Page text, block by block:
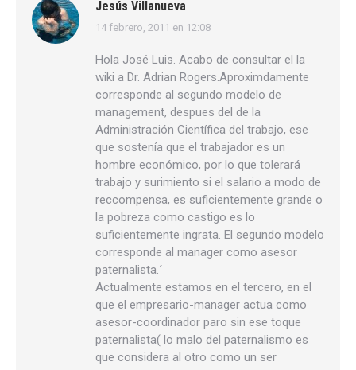
Jesús Villanueva
dice:
14 febrero, 2011 en 12:08
Hola José Luis. Acabo de consultar el la
wiki a Dr. Adrian Rogers.Aproximdamente
corresponde al segundo modelo de
management, despues del de la
Administración Científica del trabajo, ese
que sostenía que el trabajador es un
hombre económico, por lo que tolerará
trabajo y surimiento si el salario a modo de
reccompensa, es suficientemente grande o
la pobreza como castigo es lo
suficientemente ingrata. El segundo modelo
corresponde al manager como asesor
paternalista.´
Actualmente estamos en el tercero, en el
que el empresario-manager actua como
asesor-coordinador paro sin ese toque
paternalista( lo malo del paternalismo es
que considera al otro como un ser